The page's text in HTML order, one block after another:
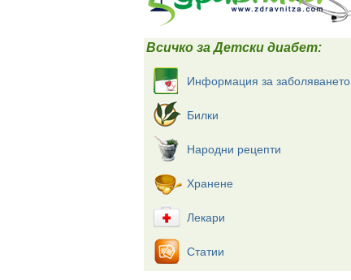
Всичко за Детски диабет:
Информация за заболяването
Билки
Народни рецепти
Хранене
Лекари
Статии